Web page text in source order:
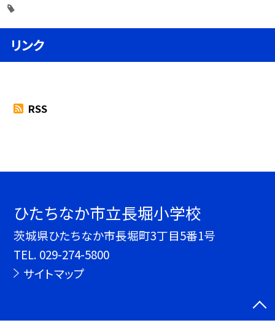
リンク
RSS
ひたちなか市立長堀小学校
茨城県ひたちなか市長堀町3丁目5番1号
TEL. 029-274-5800
サイトマップ